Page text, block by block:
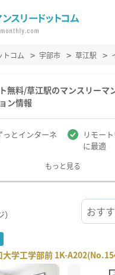
トコム 宇部市 草江駅
無料/草江駅のマンスリーマ
ン情報
っとインターネ
リモー
に最適
もっと見る
大学工学部前 1K-